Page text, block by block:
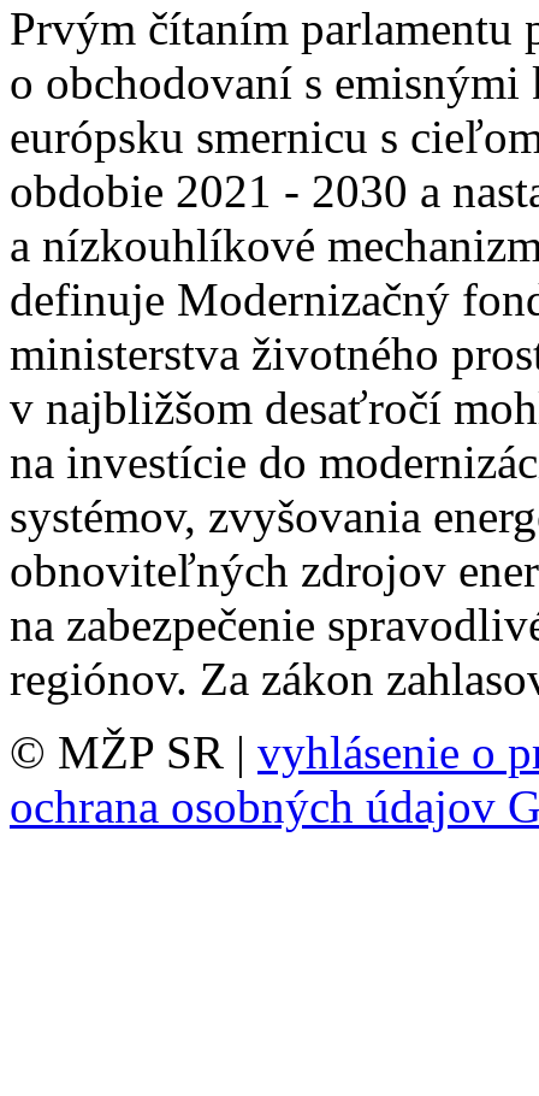
Prvým čítaním parlamentu
o obchodovaní s
európsku smernicu s
obdobie 2021 - 2030 a
a nízkouhlíkové
definuje Modernizačný
ministerstva životného
v najbližšom desaťročí
na investície do
systémov, zvyšovania
obnoviteľných zdrojov
na zabezpečenie
regiónov. Za zákon
© MŽP SR | vyhlásenie o
ochrana osobných údajov